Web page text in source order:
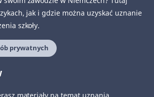
jak i gdzie można uzyskać uznanie
szkoły.
prywatnych